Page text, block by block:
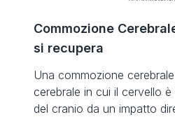
Commozione
si recupera
Una commozione
cerebrale in cui il cervello è
del cranio da un impatto